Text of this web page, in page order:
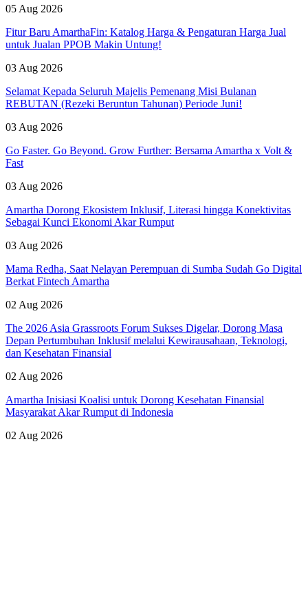
05 Aug 2026
Fitur Baru AmarthaFin: Katalog Harga & Pengaturan Harga Jual
untuk Jualan PPOB Makin Untung!
03 Aug 2026
Selamat Kepada Seluruh Majelis Pemenang Misi Bulanan
REBUTAN (Rezeki Beruntun Tahunan) Periode Juni!
03 Aug 2026
Go Faster. Go Beyond. Grow Further: Bersama Amartha x Volt &
Fast
03 Aug 2026
Amartha Dorong Ekosistem Inklusif, Literasi hingga Konektivitas
Sebagai Kunci Ekonomi Akar Rumput
03 Aug 2026
Mama Redha, Saat Nelayan Perempuan di Sumba Sudah Go Digital
Berkat Fintech Amartha
02 Aug 2026
The 2026 Asia Grassroots Forum Sukses Digelar, Dorong Masa
Depan Pertumbuhan Inklusif melalui Kewirausahaan, Teknologi,
dan Kesehatan Finansial
02 Aug 2026
Amartha Inisiasi Koalisi untuk Dorong Kesehatan Finansial
Masyarakat Akar Rumput di Indonesia
02 Aug 2026